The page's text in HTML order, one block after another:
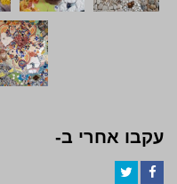
עקבו אחרי ב-